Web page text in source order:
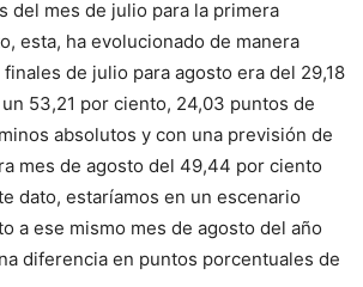
del mes de julio para la primera
esta, ha evolucionado de manera
de julio para agosto era del 29,18
53,21 por ciento, 24,03 puntos de
absolutos y con una previsión de
mes de agosto del 49,44 por ciento
dato, estaríamos en un escenario
a ese mismo mes de agosto del año
diferencia en puntos porcentuales de